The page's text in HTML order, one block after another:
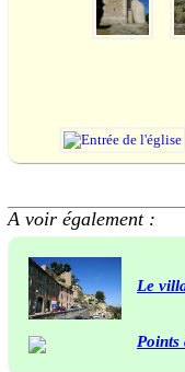
A voir également :
Le
Points